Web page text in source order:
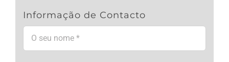
Informação de Contacto